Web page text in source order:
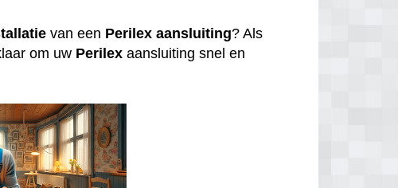
van een Perilex aansluiting? Als
om uw Perilex aansluiting snel en